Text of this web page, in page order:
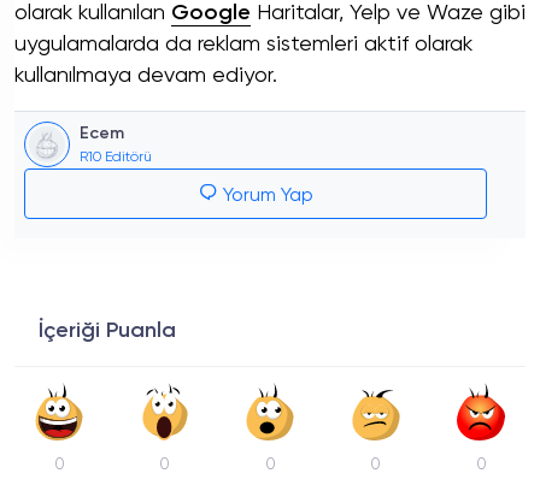
olarak kullanılan Google Haritalar, Yelp ve Waze gibi
uygulamalarda da reklam sistemleri aktif olarak
kullanılmaya devam ediyor.
Ecem
R10 Editörü
Yorum Yap
İçeriği Puanla
0 0 0 0 0